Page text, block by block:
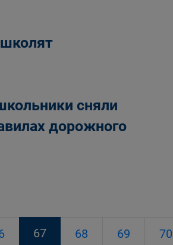
сняли
дорожного
67 68 69 70